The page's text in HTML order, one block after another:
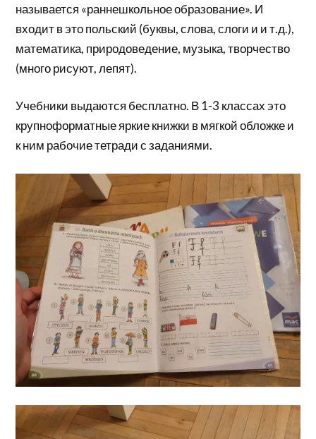
называется «раннешкольное образование». И
входит в это польский (буквы, слова, слоги и и т.д.),
математика, природоведение, музыка, творчество
(много рисуют, лепят).
Учебники выдаются бесплатно. В 1-3 классах это
крупноформатные яркие книжки в мягкой обложке и
к ним рабочие тетради с заданиями.